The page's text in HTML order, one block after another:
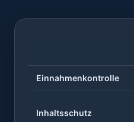
Einnahmenkontrolle
Inhaltsschutz